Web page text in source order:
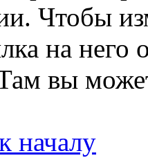
Чтобы
на него
вы
началу